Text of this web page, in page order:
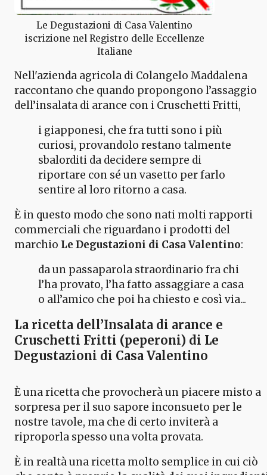
Le Degustazioni di Casa Valentino
iscrizione nel Registro delle Eccellenze
Italiane
Nell'azienda agricola di Colangelo Maddalena
raccontano che quando propongono l’assaggio
dell’insalata di arance con i Cruschetti Fritti,
i giapponesi, che fra tutti sono i più
curiosi, provandolo restano talmente
sbalorditi da decidere sempre di
riportare con sé un vasetto per farlo
sentire al loro ritorno a casa.
È in questo modo che sono nati molti rapporti
commerciali che riguardano i prodotti del
marchio Le Degustazioni di Casa Valentino:
da un passaparola straordinario fra chi
l’ha provato, l’ha fatto assaggiare a casa
o all’amico che poi ha chiesto e così via...
La ricetta dell’Insalata di arance e
Cruschetti Fritti (peperoni) di Le
Degustazioni di Casa Valentino
È una ricetta che provocherà un piacere misto a
sorpresa per il suo sapore inconsueto per le
nostre tavole, ma che di certo inviterà a
riproporla spesso una volta provata.
È in realtà una ricetta molto semplice in cui ciò